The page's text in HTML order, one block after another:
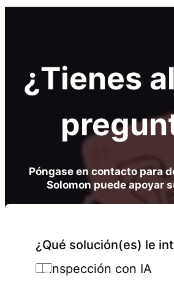
¿Tienes
Póngase en contacto para
Solomon puede apoyar
¿Qué solución(es) le
Inspección con IA